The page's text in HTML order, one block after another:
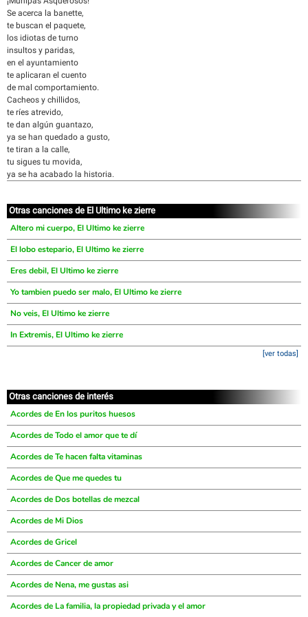
Se acerca la banette,
te buscan el paquete,
los idiotas de turno
insultos y paridas,
en el ayuntamiento
te aplicaran el cuento
de mal comportamiento.
Cacheos y chillidos,
te ríes atrevido,
te dan algún guantazo,
ya se han quedado a gusto,
te tiran a la calle,
tu sigues tu movida,
ya se ha acabado la historia.
Otras canciones de El Ultimo ke zierre
Altero mi cuerpo, El Ultimo ke zierre
El lobo estepario, El Ultimo ke zierre
Eres debil, El Ultimo ke zierre
Yo tambien puedo ser malo, El Ultimo ke zierre
No veis, El Ultimo ke zierre
In Extremis, El Ultimo ke zierre
[ver todas]
Otras canciones de interés
Acordes de En los puritos huesos
Acordes de Todo el amor que te dí
Acordes de Te hacen falta vitaminas
Acordes de Que me quedes tu
Acordes de Dos botellas de mezcal
Acordes de Mi Dios
Acordes de Gricel
Acordes de Cancer de amor
Acordes de Nena, me gustas asi
Acordes de La familia, la propiedad privada y el amor